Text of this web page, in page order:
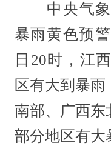
中央气象
暴雨黄色预
日20时，江
区有大到暴
南部、广西东
部分地区有大